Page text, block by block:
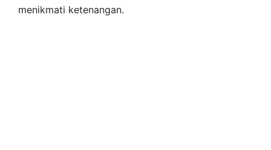
menikmati ketenangan.